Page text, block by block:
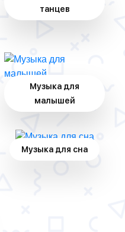
танцев
Музыка для
малышей
Музыка для сна